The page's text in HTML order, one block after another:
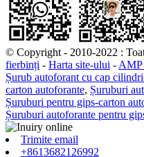
© Copyright - 2010-2022 :
fierbinți - Harta site-ului -
Șurub autoforant cu cap
carton autoforante, Șuruburi
Șuruburi pentru gips-carton
Șuruburi autoforante pentru
Trimite email
+8613682126992